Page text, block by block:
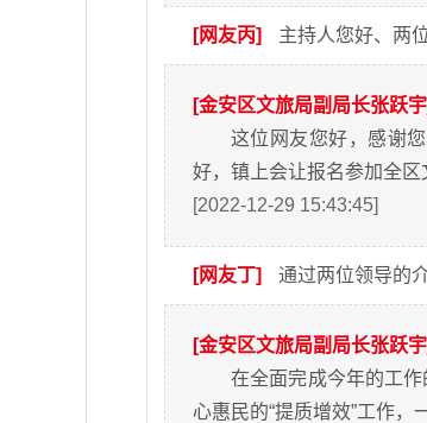
[网友丙] 主持人您好、两
[金安区文旅局副局长张跃
这位网友您好，感谢
好，镇上会让报名参加全
[2022-12-29 15:43:45]
[网友丁] 通过两位领导的
[金安区文旅局副局长张跃
在全面完成今年的工
心惠民的“提质增效”工作